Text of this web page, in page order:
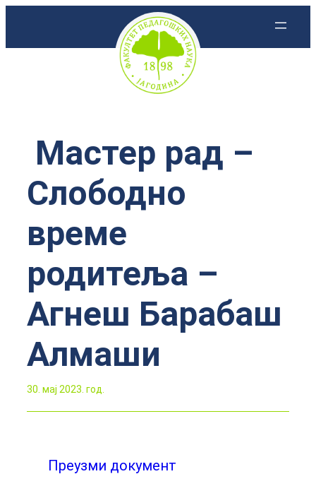
Мастер рад –
Слободно
време
родитеља –
Агнеш Барабаш
Алмаши
30. мај 2023. год.
Преузми документ